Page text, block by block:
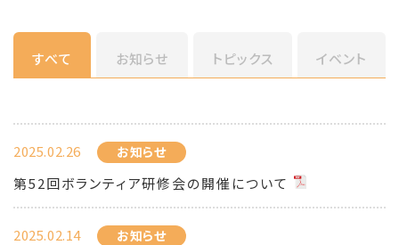
すべて お知らせ トピックス イベント
2025.02.26 お知らせ
第52回ボランティア研修会の開催について
2025.02.14 お知らせ